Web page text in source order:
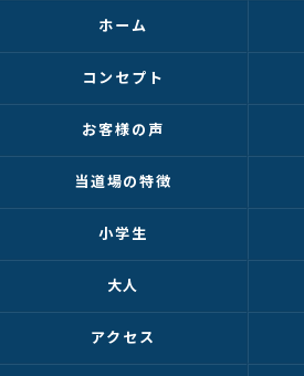
ホーム
コンセプト
お客様の声
当道場の特徴
小学生
大人
アクセス